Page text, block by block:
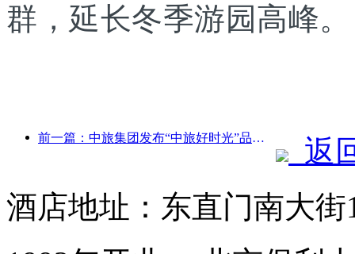
群，延长冬季游园高峰。
前一篇：中旅集团发布“中旅好时光”品牌，布局银发旅游市场
返
酒店地址：东直门南大